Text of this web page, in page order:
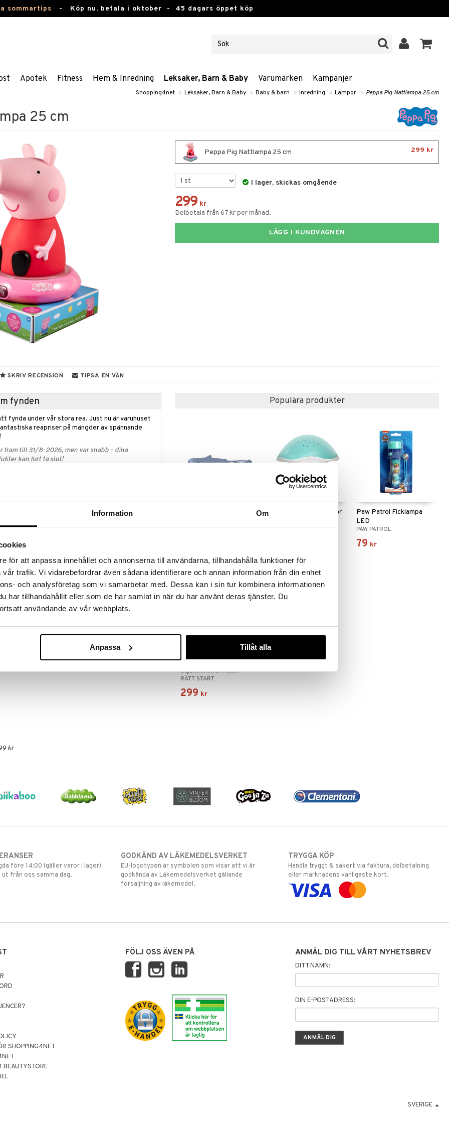
Information Om
för att anpassa innehållet och annonserna till användarna, tillhandahålla funktioner för
trafik. Vi vidarebefordrar även sådana identifierare och annan information från din enhet
och analysföretag som vi samarbetar med. Dessa kan i sin tur kombinera informationen
har tillhandahållit eller som de har samlat in när du har använt deras tjänster. Du
användande av vår webbplats.
Anpassa Tillåt alla
sommartips - Köp nu, betala i oktober - 45 dagars öppet köp
Apotek Fitness Hem & Inredning Leksaker, Barn & Baby Varumärken Kampanjer
Shopping4net » Leksaker, Barn & Baby » Baby & barn » Inredning » Lampor » Peppa Pig Nattlampa 25 cm
25 cm
Peppa Pig Nattlampa 25 cm 299 kr
I lager, skickas omgående
299 kr
Delbetala från 67 kr per månad.
LÄGG I KUNDVAGNEN
SKRIV RECENSION TIPSA EN VÄN
fynden
fynda under vår stora rea. Just nu är varuhuset
reapriser på mängder av spännande
fram till 31/8-2026, men var snabb - dina
kan fort ta slut!
I vår Outlet hittar du massor av produkter till
räcker!
Då har du här en smart nattlampa från Peppa
lyser i 10 minuter.
3 x AA-batterier (demo-batterier ingår).
kr
Populära produkter
CARLOBABY
Finns i flera varianter
Pabobo Stjärnprojektor
PABOBO
Paw Patrol Ficklampa
LED
PAW PATROL
79 kr
Bamse Nattlampa
Stjärnhimmel Musik
RÄTT START
299 kr
före 14:00 (gäller varor i lager)
från oss samma dag.
GODKÄND AV LÄKEMEDELSVERKET
EU-logotypen är symbolen som visar att vi är
godkända av Läkemedelsverket gällande
försäljning av läkemedel.
TRYGGA KÖP
Handla tryggt & säkert via faktura, delbetalning
eller marknadens vanligaste kort.
SHOPPING4NET
BEAUTYSTORE
FÖLJ OSS ÄVEN PÅ ANMÄL DIG TILL VÅRT NYHETSBREV
DITT NAMN:
DIN E-POSTADRESS:
SVERIGE